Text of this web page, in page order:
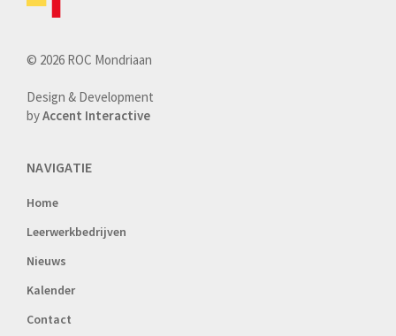
© 2026 ROC Mondriaan
Design & Development
byAccent Interactive
NAVIGATIE
Home
Leerwerkbedrijven
Nieuws
Kalender
Contact